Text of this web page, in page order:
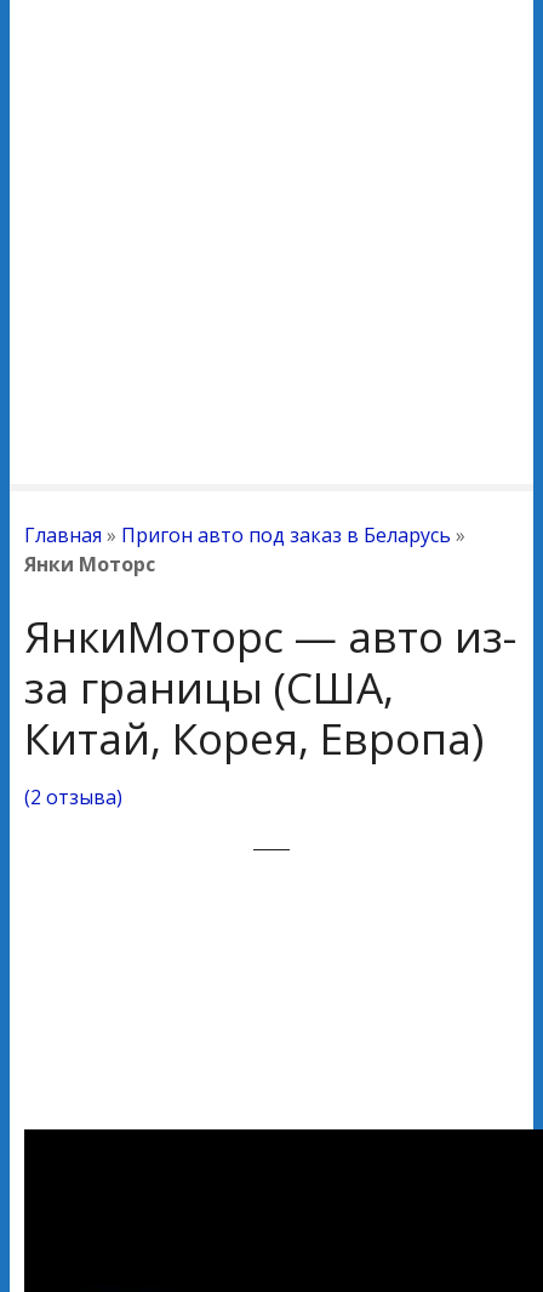
Главная » Пригон авто под заказ в Беларусь »
Янки Моторс
ЯнкиМоторс — авто из-
за границы (США,
Китай, Корея, Европа)
(2 отзыва)